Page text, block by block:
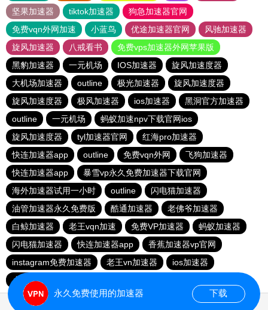
坚果加速器
tiktok加速器
狗急加速器官网
免费vqn外网加速
小蓝鸟 优途加速器官网
风驰加速器
旋风加速器
八戒看书
免费vps加速器外网苹果版
黑豹加速器
一元机场 IOS加速器
旋风加速度器
大机场加速器
outline 极光加速器
旋风加速度器
旋风加速度器
极风加速器 ios加速器
黑洞官方加速器
outline
一元机场
蚂蚁加速npv下载官网ios
旋风加速度器
tyl加速器官网
红海pro加速器
快连加速器app
outline 免费vqn外网
飞狗加速器
快连加速器app
暴雪vp永久免费加速器下载官网
海外加速器试用一小时
outline
闪电猫加速器
油管加速器永久免费版
酷通加速器
老佛爷加速器
白鲸加速器
老王vqn加速 免费VP加速器
蚂蚁加速器
闪电猫加速器
快连加速器app
香蕉加速器vp官网
instagram免费加速器
老王vn加速器
ios加速器
小猫咪ciash加速器
永久免费使用的加速器 下载